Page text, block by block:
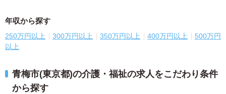
年収から探す
250万円以上 300万円以上 350万円以上 400万円以上
500万円
以上
青梅市(東京都)の介護・福祉の求人をこだわり条件
から探す